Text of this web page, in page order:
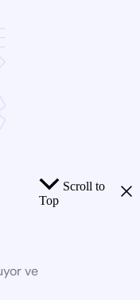
ve
Scroll to
Top